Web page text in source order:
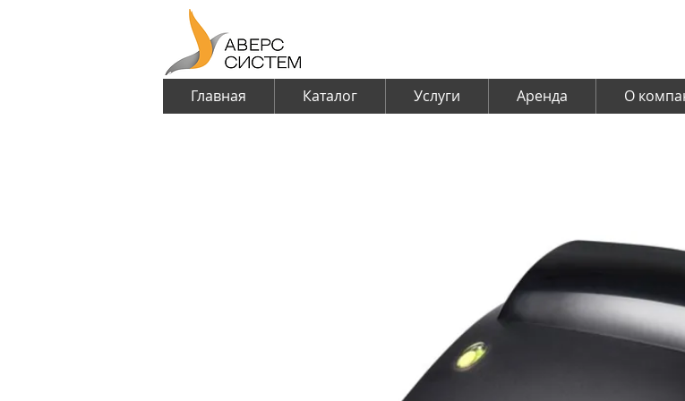
Главная Каталог Услуги Аренда О